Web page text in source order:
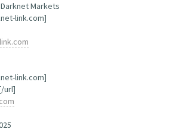
Markets
link.com]
link.com]
url]